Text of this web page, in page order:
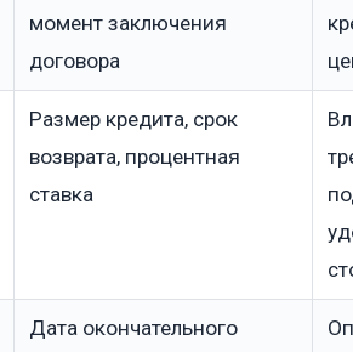
момент заключения
договора
Размер кредита, срок
возврата, процентная
ставка
Дата окончательного